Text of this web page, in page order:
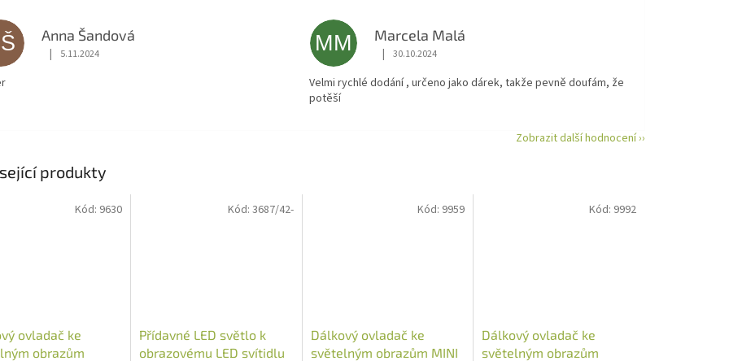
Anna Šandová
Hodnocení obchodu je 5 z 5 hvězdiček.
| 5.11.2024 MM Marcela Malá
Hodnocení obchodu je 5 z 5 hvězdiček.
| 30.10.2024
Velmi rychlé dodání , určeno jako dárek, takže pevně doufám, že
potěší
Zobrazit další hodnocení ››
produkty
ovladač ke
obrazům
Kód: 9630
Přídavné LED světlo k
obrazovému LED svítidlu
Kód: 3687/42-
Dálkový ovladač ke
světelným obrazům MINI
Kód: 9959
Dálkový ovladač ke
světelným obrazům
Kód: 9992